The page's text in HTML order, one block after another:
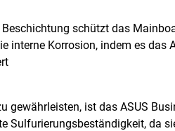
schützt das
interne Korrosion, indem es
gewährleisten, ist das ASUS
Sulfurierungsbeständigkeit, da